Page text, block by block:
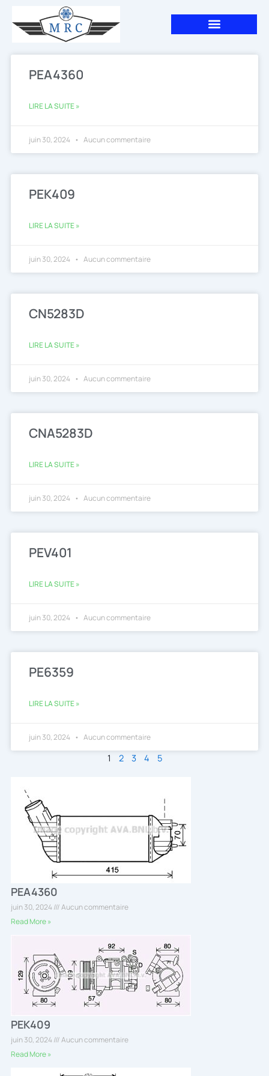
contenu
PEA4360
LIRE LA SUITE »
juin 30, 2024 Aucun commentaire
PEK409
LIRE LA SUITE »
juin 30, 2024 Aucun commentaire
CN5283D
LIRE LA SUITE »
juin 30, 2024 Aucun commentaire
CNA5283D
LIRE LA SUITE »
juin 30, 2024 Aucun commentaire
PEV401
LIRE LA SUITE »
juin 30, 2024 Aucun commentaire
PE6359
LIRE LA SUITE »
juin 30, 2024 Aucun commentaire
1 2 3 4 5
PEA4360
juin 30, 2024
Aucun commentaire
Read More »
PEK409
juin 30, 2024
Aucun commentaire
Read More »